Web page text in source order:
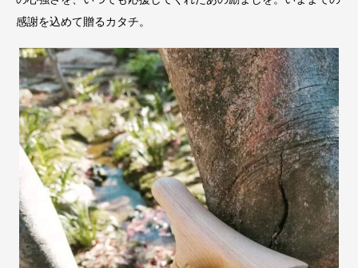
感謝を込めて贈るカタチ。